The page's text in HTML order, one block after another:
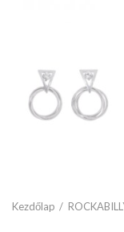
Kezdőlap